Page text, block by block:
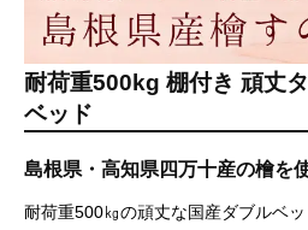
耐荷重500kg 棚付き 頑丈
ベッド
島根県・高知県四万十産の檜を
耐荷重500㎏の頑丈な国産ダブルベ